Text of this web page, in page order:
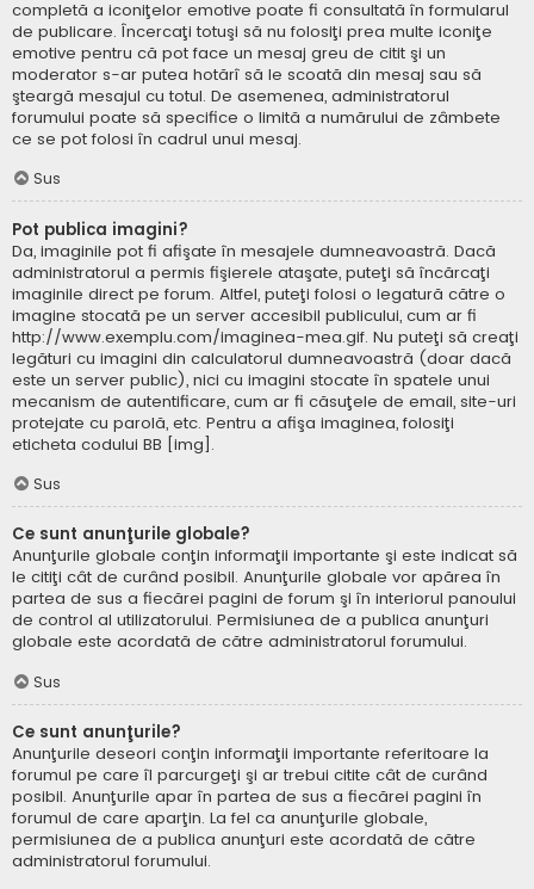
completă a iconiţelor emotive poate fi consultată în formularul
de publicare. Încercaţi totuşi să nu folosiţi prea multe iconiţe
emotive pentru că pot face un mesaj greu de citit şi un
moderator s-ar putea hotărî să le scoată din mesaj sau să
şteargă mesajul cu totul. De asemenea, administratorul
forumului poate să specifice o limită a numărului de zâmbete
ce se pot folosi în cadrul unui mesaj.
Sus
Pot publica imagini?
Da, imaginile pot fi afişate în mesajele dumneavoastră. Dacă
administratorul a permis fişierele ataşate, puteţi să încărcaţi
imaginile direct pe forum. Altfel, puteţi folosi o legatură către o
imagine stocată pe un server accesibil publicului, cum ar fi
http://www.exemplu.com/imaginea-mea.gif. Nu puteţi să creaţi
legături cu imagini din calculatorul dumneavoastră (doar dacă
este un server public), nici cu imagini stocate în spatele unui
mecanism de autentificare, cum ar fi căsuţele de email, site-uri
protejate cu parolă, etc. Pentru a afişa imaginea, folosiţi
eticheta codului BB [img].
Sus
Ce sunt anunţurile globale?
Anunţurile globale conţin informaţii importante şi este indicat să
le citiţi cât de curând posibil. Anunţurile globale vor apărea în
partea de sus a fiecărei pagini de forum şi în interiorul panoului
de control al utilizatorului. Permisiunea de a publica anunţuri
globale este acordată de către administratorul forumului.
Sus
Ce sunt anunţurile?
Anunţurile deseori conţin informaţii importante referitoare la
forumul pe care îl parcurgeţi şi ar trebui citite cât de curând
posibil. Anunţurile apar în partea de sus a fiecărei pagini în
forumul de care aparţin. La fel ca anunţurile globale,
permisiunea de a publica anunţuri este acordată de către
administratorul forumului.